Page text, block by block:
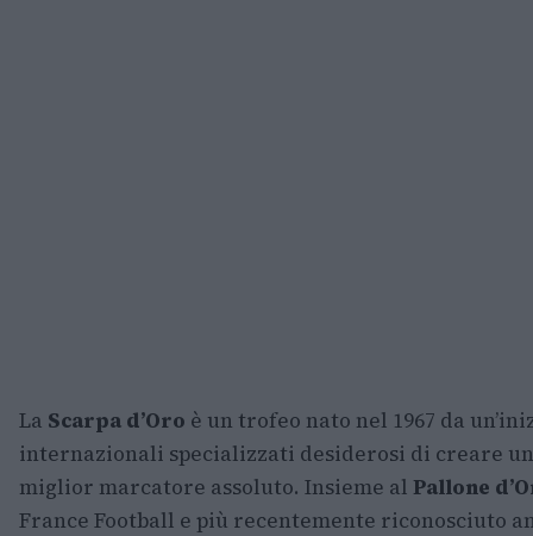
La Scarpa d’Oro è un trofeo nato nel 1967 da
internazionali specializzati desiderosi di creare
miglior marcatore assoluto. Insieme al Pallone
France Football e più recentemente riconosciuto